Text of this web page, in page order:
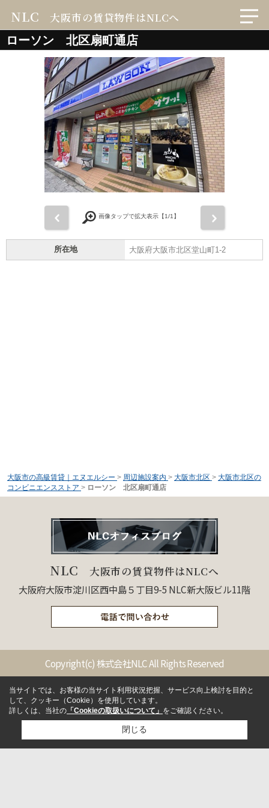
NLC 大阪市の賃貸物件はNLCへ
ローソン 北区扇町通店
画像タップで拡大表示【1/1】
所在地 大阪府大阪市北区堂山町1-2
大阪市の高級賃貸｜エヌエルシー > 周辺施設案内 > 大阪市北区 > 大阪市北区の
コンビニエンスストア > ローソン 北区扇町通店
NLC 大阪市の賃貸物件はNLCへ
大阪府大阪市淀川区西中島５丁目9-5 NLC新大阪ビル11階
Copyright(c) 株式会社NLC All Rights Reserved
当サイトでは、お客様の当サイト利用状況把握、サービス向上検討を目的と
して、クッキー（Cookie）を使用しています。
詳しくは、当社の 「Cookieの取扱いについて」 をご確認ください。
閉じる